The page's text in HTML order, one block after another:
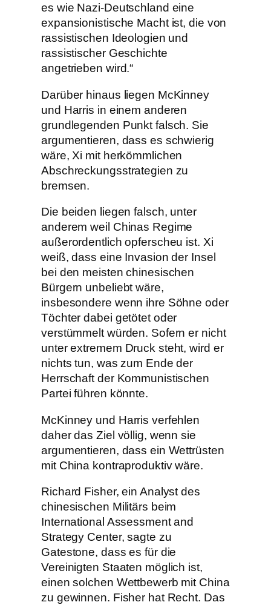
es wie Nazi-Deutschland eine
expansionistische Macht ist, die von
rassistischen Ideologien und
rassistischer Geschichte
angetrieben wird.“
Darüber hinaus liegen McKinney
und Harris in einem anderen
grundlegenden Punkt falsch. Sie
argumentieren, dass es schwierig
wäre, Xi mit herkömmlichen
Abschreckungsstrategien zu
bremsen.
Die beiden liegen falsch, unter
anderem weil Chinas Regime
außerordentlich opferscheu ist. Xi
weiß, dass eine Invasion der Insel
bei den meisten chinesischen
Bürgern unbeliebt wäre,
insbesondere wenn ihre Söhne oder
Töchter dabei getötet oder
verstümmelt würden. Sofern er nicht
unter extremem Druck steht, wird er
nichts tun, was zum Ende der
Herrschaft der Kommunistischen
Partei führen könnte.
McKinney und Harris verfehlen
daher das Ziel völlig, wenn sie
argumentieren, dass ein Wettrüsten
mit China kontraproduktiv wäre.
Richard Fisher, ein Analyst des
chinesischen Militärs beim
International Assessment and
Strategy Center, sagte zu
Gatestone, dass es für die
Vereinigten Staaten möglich ist,
einen solchen Wettbewerb mit China
zu gewinnen. Fisher hat Recht. Das